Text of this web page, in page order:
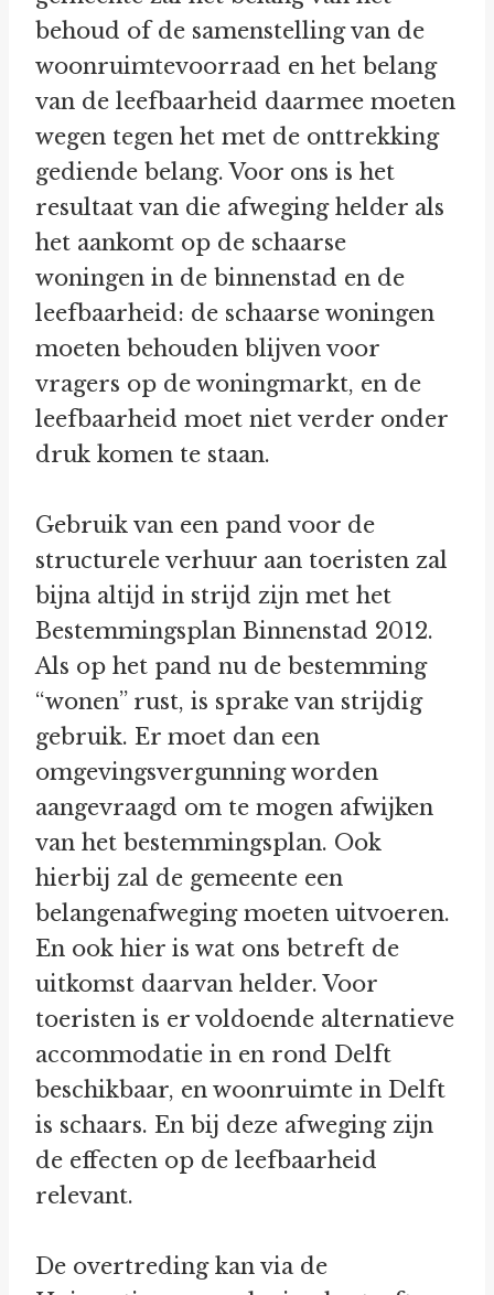
behoud of de samenstelling van de
woonruimtevoorraad en het belang
van de leefbaarheid daarmee moeten
wegen tegen het met de onttrekking
gediende belang. Voor ons is het
resultaat van die afweging helder als
het aankomt op de schaarse
woningen in de binnenstad en de
leefbaarheid: de schaarse woningen
moeten behouden blijven voor
vragers op de woningmarkt, en de
leefbaarheid moet niet verder onder
druk komen te staan.
Gebruik van een pand voor de
structurele verhuur aan toeristen zal
bijna altijd in strijd zijn met het
Bestemmingsplan Binnenstad 2012.
Als op het pand nu de bestemming
“wonen” rust, is sprake van strijdig
gebruik. Er moet dan een
omgevingsvergunning worden
aangevraagd om te mogen afwijken
van het bestemmingsplan. Ook
hierbij zal de gemeente een
belangenafweging moeten uitvoeren.
En ook hier is wat ons betreft de
uitkomst daarvan helder. Voor
toeristen is er voldoende alternatieve
accommodatie in en rond Delft
beschikbaar, en woonruimte in Delft
is schaars. En bij deze afweging zijn
de effecten op de leefbaarheid
relevant.
De overtreding kan via de